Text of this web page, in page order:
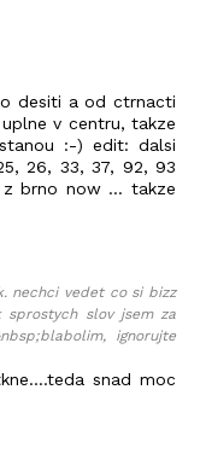
desiti a od ctrnacti
v centru, takze
:-) edit: dalsi
26, 33, 37, 92, 93
brno now ... takze
nechci vedet co si bizz
slov jsem za
ignorujte
snad moc